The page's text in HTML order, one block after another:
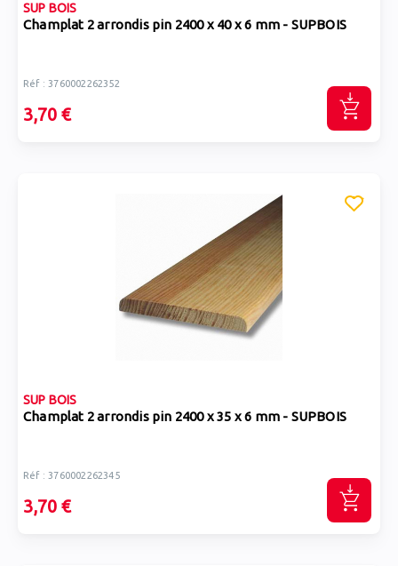
SUP BOIS
Champlat 2 arrondis pin 2400 x 40 x 6 mm - SUPBOIS
Réf : 3760002262352
3,70 €
SUP BOIS
Champlat 2 arrondis pin 2400 x 35 x 6 mm - SUPBOIS
Réf : 3760002262345
3,70 €